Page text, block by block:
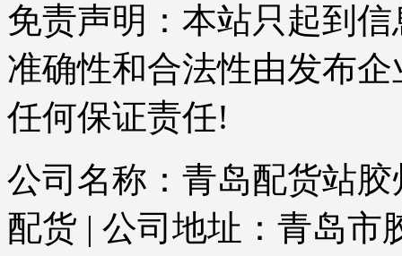
免责声明：本站只起到
准确性和合法性由发布
任何保证责任!
公司名称：青岛配货站
配货 | 公司地址：青岛市